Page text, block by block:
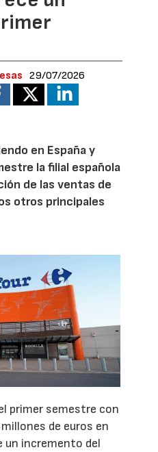
29/07/2026
en España y
la filial española
de las ventas de
otros principales
primer semestre con
de euros en
un incremento del